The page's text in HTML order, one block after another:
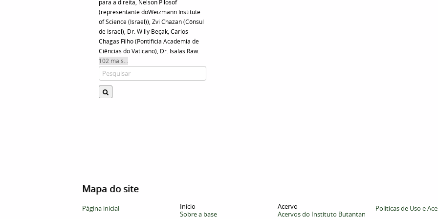
para a direita, Nelson Pilosof
(representante doWeizmann Institute
of Science (Israel)), Zvi Chazan (Cônsul
de Israel), Dr. Willy Beçak, Carlos
Chagas Filho (Pontifícia Academia de
Ciências do Vaticano), Dr. Isaías Raw.
102 mais...
Mapa do site
Página inicial
Início
Sobre a base
Acervo
Acervos do Instituto Butantan
Políticas de Uso e